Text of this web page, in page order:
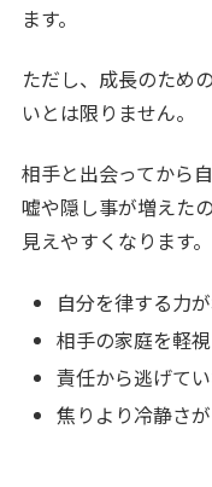
ます。
ただし、成長のため
いとは限りません。
相手と出会ってから
嘘や隠し事が増えた
見えやすくなります。
自分を律する力
相手の家庭を軽
責任から逃げて
焦りより冷静さ